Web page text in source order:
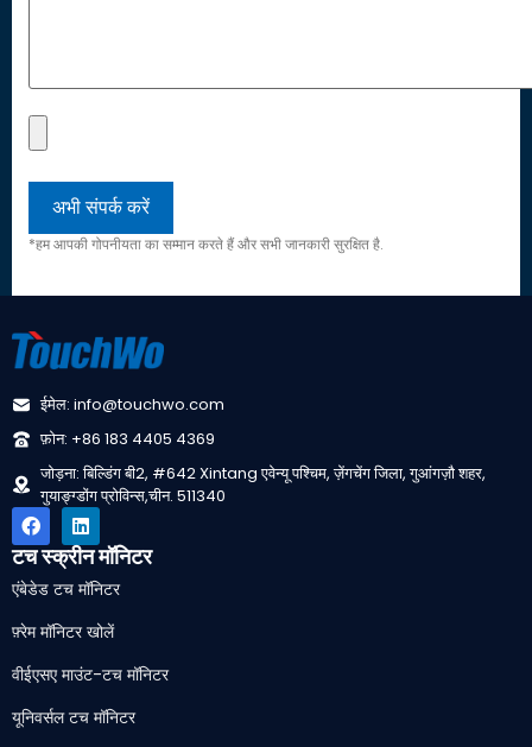
*हम आपकी गोपनीयता का सम्मान करते हैं और सभी जानकारी सुरक्षित है.
ईमेल: info@touchwo.com
फ़ोन: +86 183 4405 4369
जोड़ना: बिल्डिंग बी2, #642 Xintang एवेन्यू पश्चिम, ज़ेंगचेंग जिला, गुआंगज़ौ शहर,
गुयाङ्ग्डोंग प्रोविन्स,चीन. 511340
टच स्क्रीन मॉनिटर
एंबेडेड टच मॉनिटर
फ़्रेम मॉनिटर खोलें
वीईएसए माउंट-टच मॉनिटर
यूनिवर्सल टच मॉनिटर